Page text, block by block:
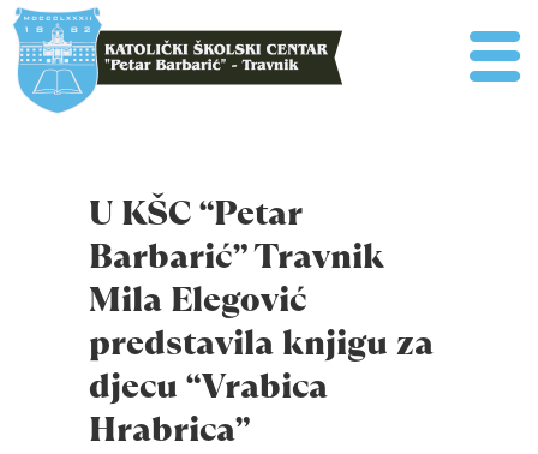
U KŠC “Petar
Barbarić” Travnik
Mila Elegović
predstavila knjigu za
djecu “Vrabica
Hrabrica”